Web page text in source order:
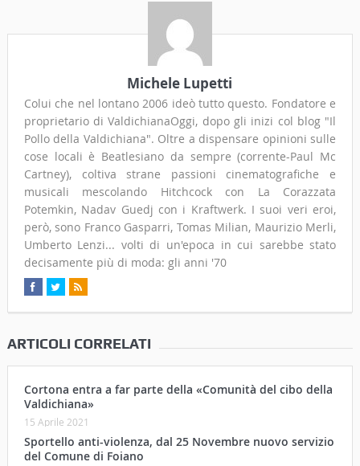
Michele Lupetti
Colui che nel lontano 2006 ideò tutto questo. Fondatore e
proprietario di ValdichianaOggi, dopo gli inizi col blog "Il
Pollo della Valdichiana". Oltre a dispensare opinioni sulle
cose locali è Beatlesiano da sempre (corrente-Paul Mc
Cartney), coltiva strane passioni cinematografiche e
musicali mescolando Hitchcock con La Corazzata
Potemkin, Nadav Guedj con i Kraftwerk. I suoi veri eroi,
però, sono Franco Gasparri, Tomas Milian, Maurizio Merli,
Umberto Lenzi... volti di un'epoca in cui sarebbe stato
decisamente più di moda: gli anni '70
ARTICOLI CORRELATI
Cortona entra a far parte della «Comunità del cibo della
Valdichiana»
15 Aprile 2021
Sportello anti-violenza, dal 25 Novembre nuovo servizio
del Comune di Foiano